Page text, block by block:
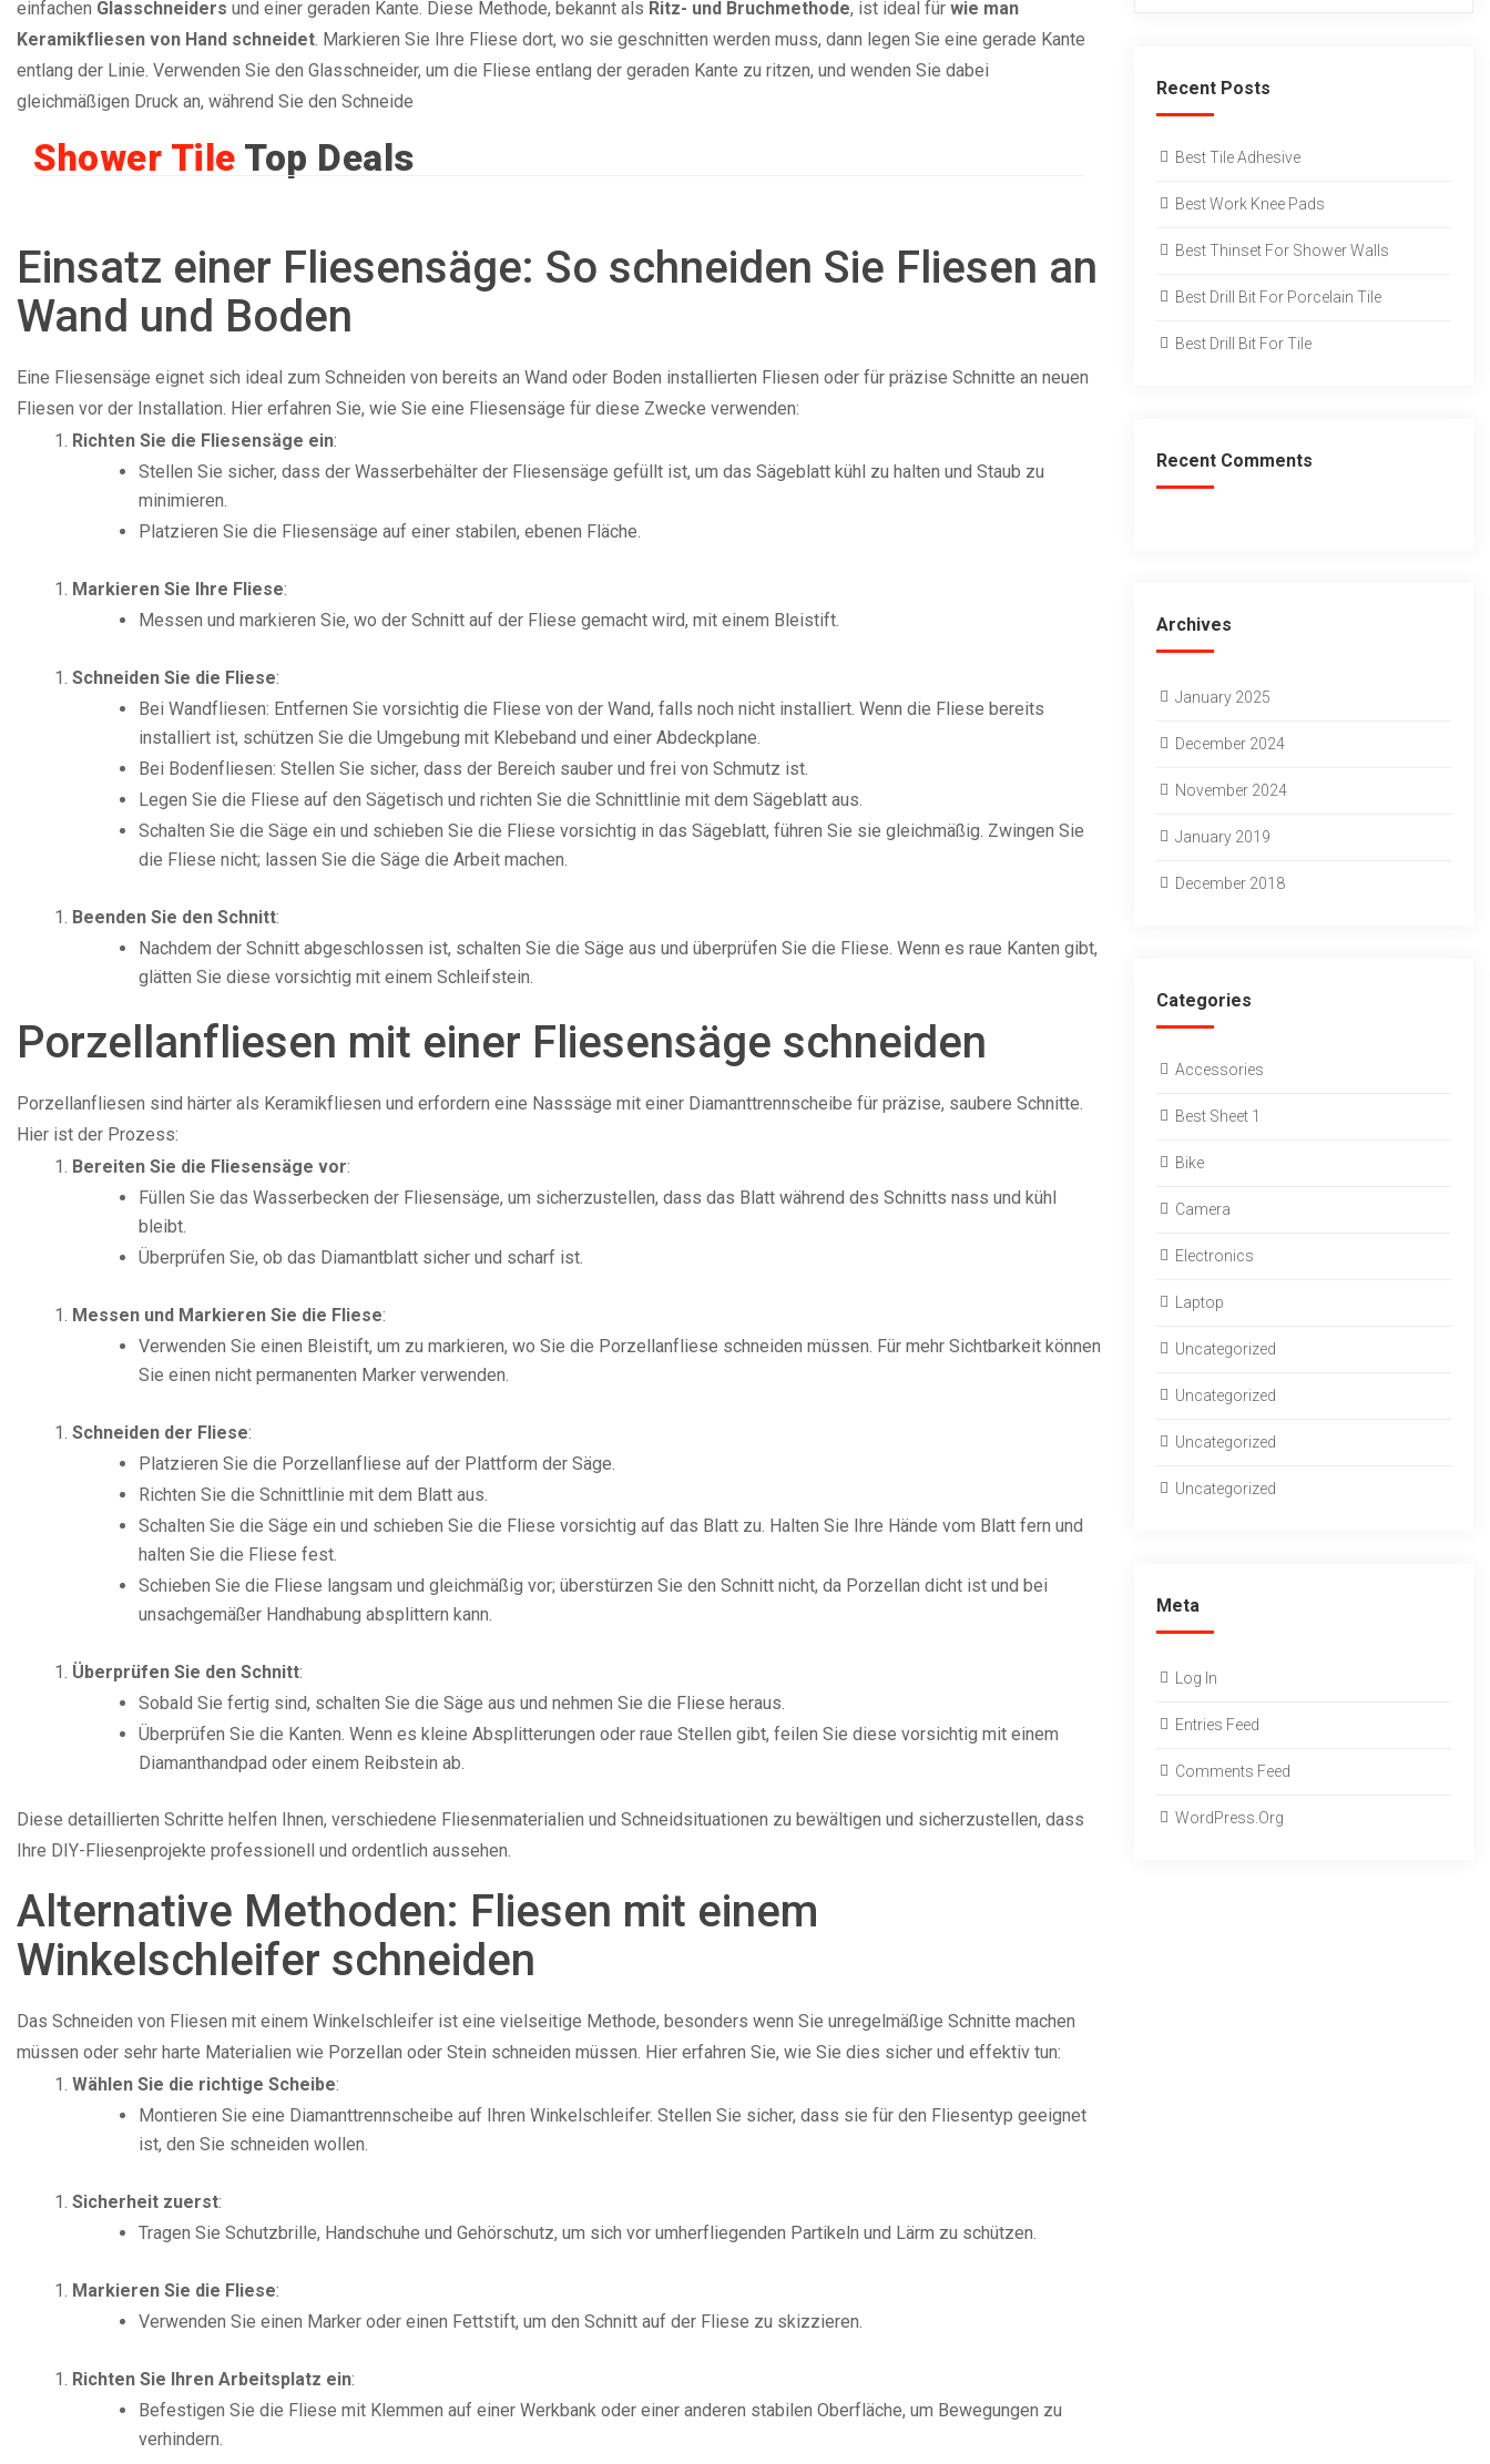
einfachen Glasschneiders und einer geraden Kante. Diese Methode, bekannt als Ritz- und Bruchmethode, ist ideal für wie man
Keramikfliesen von Hand schneidet. Markieren Sie Ihre Fliese dort, wo sie geschnitten werden muss, dann legen Sie eine gerade Kante
entlang der Linie. Verwenden Sie den Glasschneider, um die Fliese entlang der geraden Kante zu ritzen, und wenden Sie dabei
gleichmäßigen Druck an, während Sie den Schneide
Shower Tile Top Deals
Einsatz einer Fliesensäge: So schneiden Sie Fliesen an
Wand und Boden
Eine Fliesensäge eignet sich ideal zum Schneiden von bereits an Wand oder Boden installierten Fliesen oder für präzise Schnitte an neuen
Fliesen vor der Installation. Hier erfahren Sie, wie Sie eine Fliesensäge für diese Zwecke verwenden:
Richten Sie die Fliesensäge ein:
Stellen Sie sicher, dass der Wasserbehälter der Fliesensäge gefüllt ist, um das Sägeblatt kühl zu halten und Staub zu
minimieren.
Platzieren Sie die Fliesensäge auf einer stabilen, ebenen Fläche.
Markieren Sie Ihre Fliese:
Messen und markieren Sie, wo der Schnitt auf der Fliese gemacht wird, mit einem Bleistift.
Schneiden Sie die Fliese:
Bei Wandfliesen: Entfernen Sie vorsichtig die Fliese von der Wand, falls noch nicht installiert. Wenn die Fliese bereits
installiert ist, schützen Sie die Umgebung mit Klebeband und einer Abdeckplane.
Bei Bodenfliesen: Stellen Sie sicher, dass der Bereich sauber und frei von Schmutz ist.
Legen Sie die Fliese auf den Sägetisch und richten Sie die Schnittlinie mit dem Sägeblatt aus.
Schalten Sie die Säge ein und schieben Sie die Fliese vorsichtig in das Sägeblatt, führen Sie sie gleichmäßig. Zwingen Sie
die Fliese nicht; lassen Sie die Säge die Arbeit machen.
Beenden Sie den Schnitt:
Nachdem der Schnitt abgeschlossen ist, schalten Sie die Säge aus und überprüfen Sie die Fliese. Wenn es raue Kanten gibt,
glätten Sie diese vorsichtig mit einem Schleifstein.
Porzellanfliesen mit einer Fliesensäge schneiden
Porzellanfliesen sind härter als Keramikfliesen und erfordern eine Nasssäge mit einer Diamanttrennscheibe für präzise, saubere Schnitte.
Hier ist der Prozess:
Bereiten Sie die Fliesensäge vor:
Füllen Sie das Wasserbecken der Fliesensäge, um sicherzustellen, dass das Blatt während des Schnitts nass und kühl
bleibt.
Überprüfen Sie, ob das Diamantblatt sicher und scharf ist.
Messen und Markieren Sie die Fliese:
Verwenden Sie einen Bleistift, um zu markieren, wo Sie die Porzellanfliese schneiden müssen. Für mehr Sichtbarkeit können
Sie einen nicht permanenten Marker verwenden.
Schneiden der Fliese:
Platzieren Sie die Porzellanfliese auf der Plattform der Säge.
Richten Sie die Schnittlinie mit dem Blatt aus.
Schalten Sie die Säge ein und schieben Sie die Fliese vorsichtig auf das Blatt zu. Halten Sie Ihre Hände vom Blatt fern und
halten Sie die Fliese fest.
Schieben Sie die Fliese langsam und gleichmäßig vor; überstürzen Sie den Schnitt nicht, da Porzellan dicht ist und bei
unsachgemäßer Handhabung absplittern kann.
Überprüfen Sie den Schnitt:
Sobald Sie fertig sind, schalten Sie die Säge aus und nehmen Sie die Fliese heraus.
Überprüfen Sie die Kanten. Wenn es kleine Absplitterungen oder raue Stellen gibt, feilen Sie diese vorsichtig mit einem
Diamanthandpad oder einem Reibstein ab.
Diese detaillierten Schritte helfen Ihnen, verschiedene Fliesenmaterialien und Schneidsituationen zu bewältigen und sicherzustellen, dass
Ihre DIY-Fliesenprojekte professionell und ordentlich aussehen.
Alternative Methoden: Fliesen mit einem
Winkelschleifer schneiden
Das Schneiden von Fliesen mit einem Winkelschleifer ist eine vielseitige Methode, besonders wenn Sie unregelmäßige Schnitte machen
müssen oder sehr harte Materialien wie Porzellan oder Stein schneiden müssen. Hier erfahren Sie, wie Sie dies sicher und effektiv tun:
Wählen Sie die richtige Scheibe:
Montieren Sie eine Diamanttrennscheibe auf Ihren Winkelschleifer. Stellen Sie sicher, dass sie für den Fliesentyp geeignet
ist, den Sie schneiden wollen.
Sicherheit zuerst:
Tragen Sie Schutzbrille, Handschuhe und Gehörschutz, um sich vor umherfliegenden Partikeln und Lärm zu schützen.
Markieren Sie die Fliese:
Verwenden Sie einen Marker oder einen Fettstift, um den Schnitt auf der Fliese zu skizzieren.
Richten Sie Ihren Arbeitsplatz ein:
Befestigen Sie die Fliese mit Klemmen auf einer Werkbank oder einer anderen stabilen Oberfläche, um Bewegungen zu
verhindern.
Recent Posts
Best Tile Adhesive
Best Work Knee Pads
Best Thinset For Shower Walls
Best Drill Bit For Porcelain Tile
Best Drill Bit For Tile
Recent Comments
Archives
January 2025
December 2024
November 2024
January 2019
December 2018
Categories
Accessories
Best Sheet 1
Bike
Camera
Electronics
Laptop
Uncategorized
Uncategorized
Uncategorized
Uncategorized
Meta
Log In
Entries Feed
Comments Feed
WordPress.org